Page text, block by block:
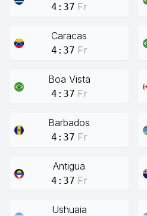
4:37 Fr
Caracas
4:37 Fr
Boa Vista
4:37 Fr
Barbados
4:37 Fr
Antigua
4:37 Fr
Ushuaia